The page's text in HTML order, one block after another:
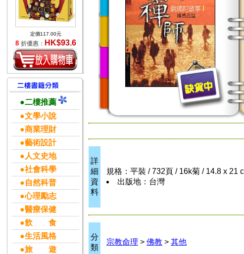
定價117.00元
8 折優惠： HK$93.6
●二樓推薦
●文學小說
●商業理財
●藝術設計
●人文史地
●社會科學
●自然科普
●心理勵志
●醫療保健
●飲 食
●生活風格
●旅 遊
詳
細
資
料
規格：平裝 / 732頁 / 16k菊 / 14.8 x 21
出版地：台灣
分
類
宗教命理 > 佛教 > 其他